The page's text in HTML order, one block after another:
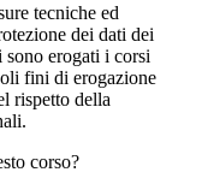
tecniche ed
dei dati dei
erogati i corsi
fini di erogazione
rispetto della
corso?